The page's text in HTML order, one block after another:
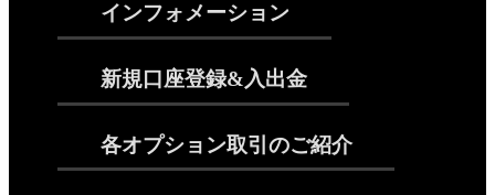
インフォメーション
新規口座登録&入出金
各オプション取引のご紹介